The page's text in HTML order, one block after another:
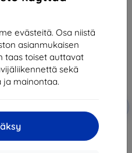
evästeitä. Osa niistä
asianmukaisen
taas toiset auttavat
sekä
ja mainontaa.
kupongilla
3mk ARC+ Protective film for
MyPhone 2220